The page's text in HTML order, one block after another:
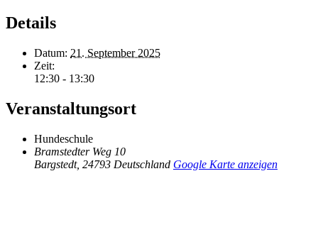
Details
Datum: 21. September 2025
Zeit:
12:30 - 13:30
Veranstaltungsort
Hundeschule
Bramstedter Weg 10
Bargstedt, 24793 Deutschland Google Karte anzeigen